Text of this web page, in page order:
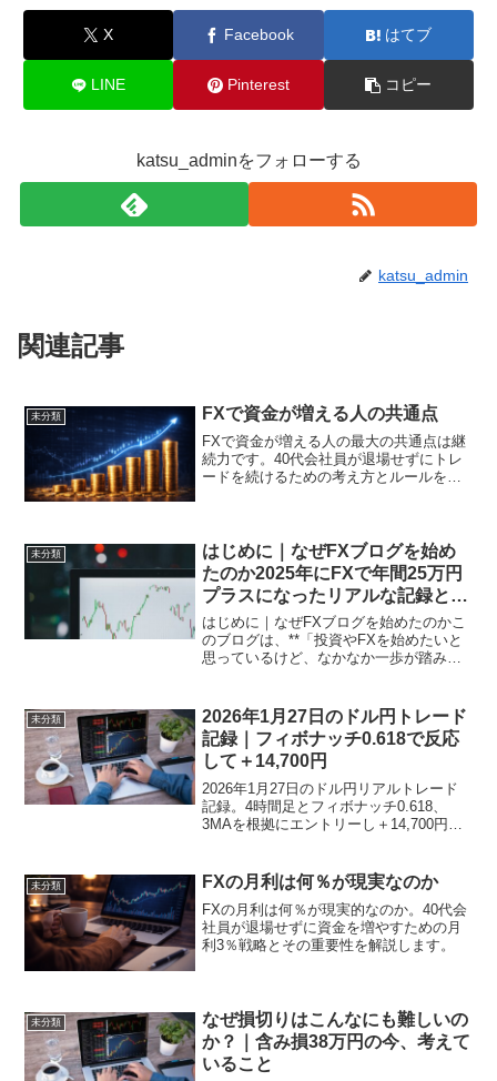
X Facebook はてブ
LINE Pinterest コピー
katsu_adminをフォローする
katsu_admin
関連記事
未分類 FXで資金が増える人の共通点
FXで資金が増える人の最大の共通点は継
続力です。40代会社員が退場せずにトレ
ードを続けるための考え方とルールを解
未分類
はじめに｜なぜFXブログを始め
たのか2025年にFXで年間25万円
プラスになったリアルな記録とこ
れからの方針
はじめに｜なぜFXブログを始めたのかこ
のブログは、**「投資やFXを始めたいと
思っているけど、なかなか一歩が踏み出
は何度も資金を溶かし、正直「ギャンブ
ル的な投機」を...
未分類
2026年1月27日のドル円トレード
記録｜フィボナッチ0.618で反応
して＋14,700円
2026年1月27日のドル円リアルトレード
記録。4時間足とフィボナッチ0.618、
3MAを根拠にエントリーし＋14,700円。
未分類 FXの月利は何％が現実なのか
FXの月利は何％が現実的なのか。40代会
社員が退場せずに資金を増やすための月
利3％戦略とその重要性を解説します。
未分類
なぜ損切りはこんなにも難しいの
か？｜含み損38万円の今、考えて
いること